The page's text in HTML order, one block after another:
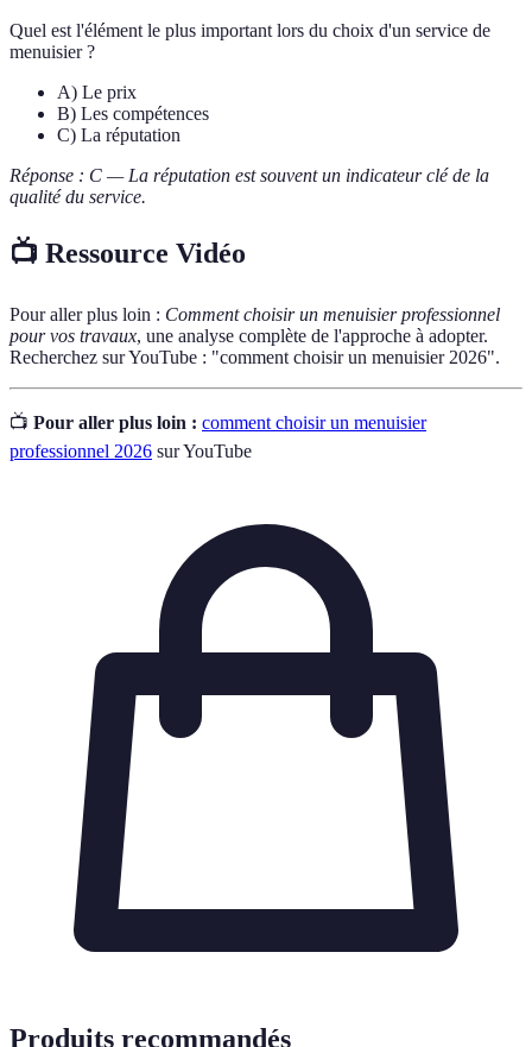
Quel est l'élément le plus important lors du choix d'un service de
menuisier ?
A) Le prix
B) Les compétences
C) La réputation
Réponse : C — La réputation est souvent un indicateur clé de la
qualité du service.
📺 Ressource Vidéo
Pour aller plus loin : Comment choisir un menuisier professionnel
pour vos travaux, une analyse complète de l'approche à adopter.
Recherchez sur YouTube : "comment choisir un menuisier 2026".
📺 Pour aller plus loin : comment choisir un menuisier
professionnel 2026 sur YouTube
Produits recommandés